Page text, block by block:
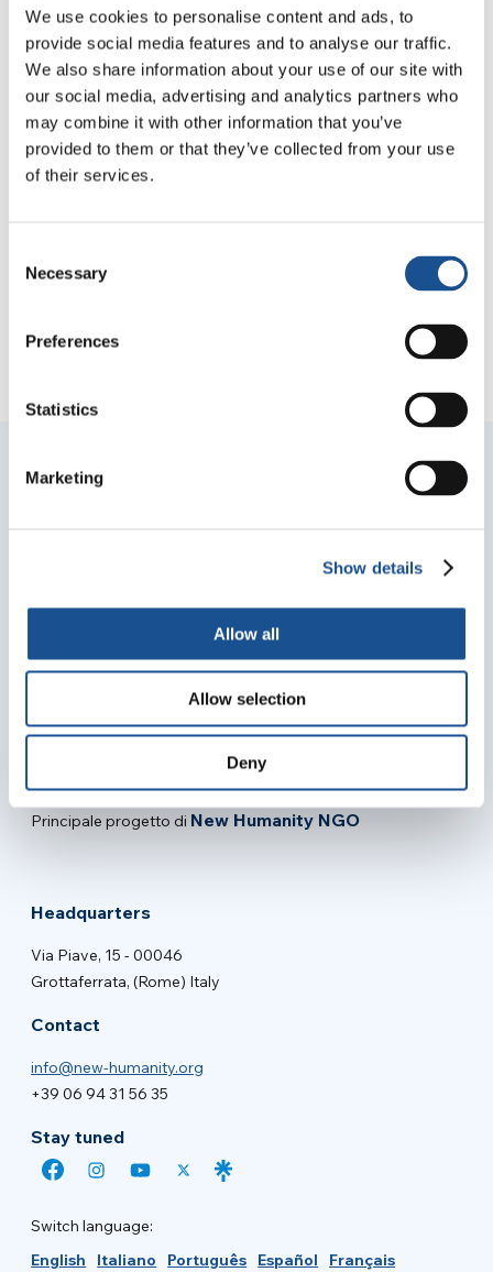
We use cookies to personalise content and ads, to
provide social media features and to analyse our traffic.
We also share information about your use of our site with
our social media, advertising and analytics partners who
may combine it with other information that you’ve
provided to them or that they’ve collected from your use
of their services.
Selection
Necessary
Preferences
Statistics
Marketing
Show details
Allow all
Allow selection
Deny
Per maggiori informazioni:Fundación Sierra
Dorada
Articoli: Rendere naturale la pace nei bambini
Unisciti alla tua community per
Principale progetto di New Humanity NGO
Headquarters
Via Piave, 15 - 00046
Grottaferrata, (Rome) Italy
Contact
info@new-humanity.org
+39 06 94 31 56 35
Stay tuned
Switch language:
English
Italiano Português Español Français